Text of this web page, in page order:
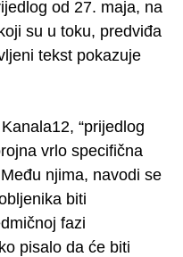
od 27. maja, na
su u toku, predviđa
tekst pokazuje
“prijedlog
vrlo specifična
njima, navodi se
biti
fazi
pisalo da će biti